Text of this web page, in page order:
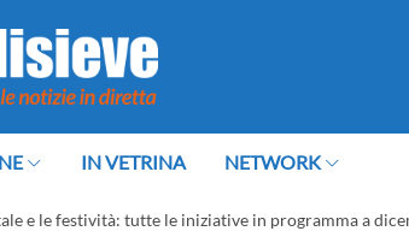
IN VETRINA NETWORK
e le festività: tutte le iniziative in programma a